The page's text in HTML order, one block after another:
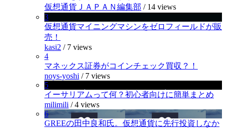
仮想通貨ＪＡＰＡＮ編集部 / 14 views
3
仮想通貨マイニングマシンをゼロフィールドが販
売！
kasi2 / 7 views
4
マネックス証券がコインチェック買収？！
noys-yoshi / 7 views
5
イーサリアムって何？初心者向けに簡単まとめ
milimili /4 views
6
GREEの田中良和氏。仮想通貨に先行投資しなか